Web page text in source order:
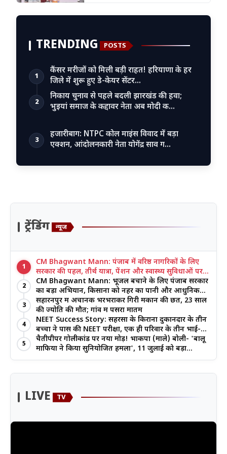
TRENDING POSTS
1
कैंसर मरीजों को मिली बड़ी राहत! हरियाणा के हर
जिले में शुरू हुए डे-केयर सेंटर…
2
निकाय चुनाव से पहले बदली झारखंड की हवा;
भुइयां समाज के कद्दावर नेता अब मोदी क…
3
हजारीबाग: NTPC कोल माइंस विवाद में बड़ा
एक्शन, आंदोलनकारी नेता योगेंद्र साव ग…
ट्रेंडिंग न्यूज
1
CM Bhagwant Mann: पंजाब में वरिष्ठ नागरिकों के लिए
सरकार की पहल, तीर्थ यात्रा, पेंशन और स्वास्थ्य सुविधाओं पर
जोर
2
CM Bhagwant Mann: भूजल बचाने के लिए पंजाब सरकार
का बड़ा अभियान, किसानों को नहर का पानी और आधुनिक
खेती का मिल रहा लाभ
3
सहारनपुर में अचानक भरभराकर गिरी मकान की छत, 23 साल
की ज्योति की मौत; गांव में पसरा मातम
4
NEET Success Story: सहरसा के किराना दुकानदार के तीन
बच्चों ने पास की NEET परीक्षा, एक ही परिवार के तीन भाई-
बहनों ने रचा इतिहास
5
चैतीपीपर गोलीकांड पर नया मोड़! भाकपा (माले) बोली- 'बालू
माफिया ने किया सुनियोजित हमला', 11 जुलाई को बड़ा
आंदोलन
LIVE TV